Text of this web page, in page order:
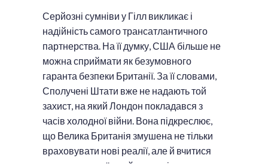
Серйозні сумніви у Гілл викликає і
надійність самого трансатлантичного
партнерства. На її думку, США більше не
можна сприймати як безумовного
гаранта безпеки Британії. За її словами,
Сполучені Штати вже не надають той
захист, на який Лондон покладався з
часів холодної війни. Вона підкреслює,
що Велика Британія змушена не тільки
враховувати нові реалії, але й вчитися